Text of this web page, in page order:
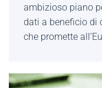
ambizioso piano
dati a beneficio di
che promette